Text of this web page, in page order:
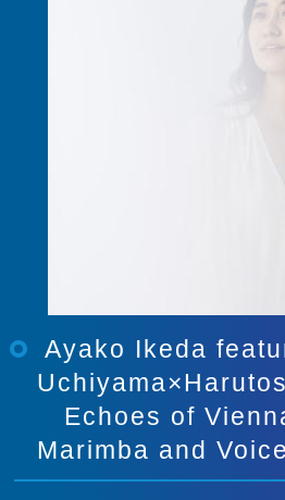
Ayako Ikeda
Echoes of
Marimba and